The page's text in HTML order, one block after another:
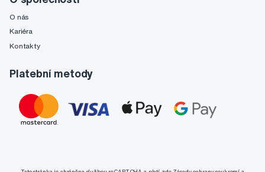
O nás
Kariéra
Kontakty
Platební metody